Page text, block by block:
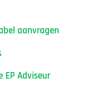
aanvragen
EP Adviseur